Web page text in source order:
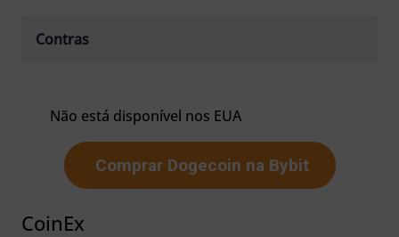
Contras
Não está disponível nos EUA
Comprar Dogecoin na Bybit
CoinEx